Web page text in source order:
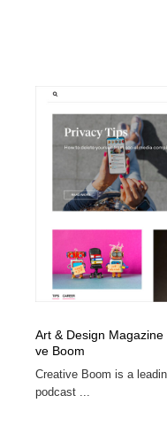
Art & Design
ve Boom
Creative Boom is a
podcast ...